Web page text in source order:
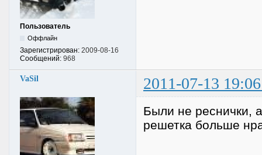
Пользователь
Оффлайн
Зарегистрирован: 2009-08-16
Сообщений: 968
VaSil 2011-07-13
Были не реснички,
решетка больше